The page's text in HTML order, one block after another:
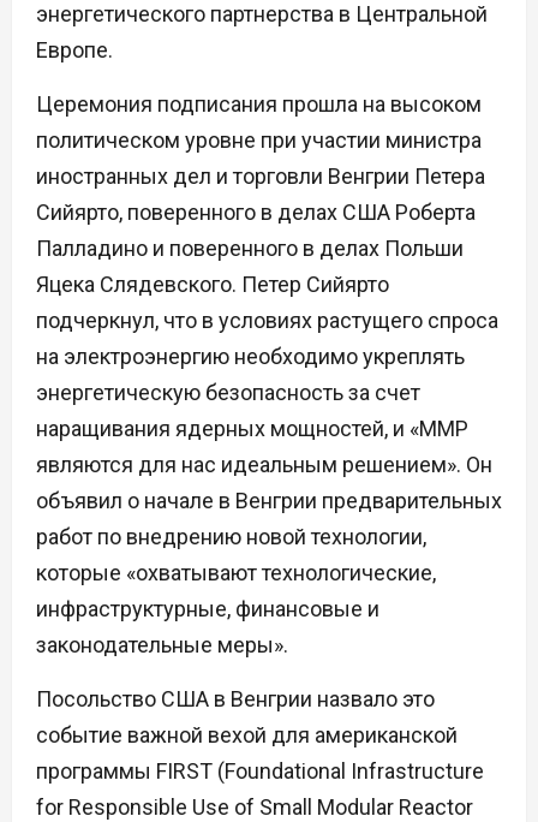
энергетического партнерства в Центральной
Европе.
Церемония подписания прошла на высоком
политическом уровне при участии министра
иностранных дел и торговли Венгрии Петера
Сийярто, поверенного в делах США Роберта
Палладино и поверенного в делах Польши
Яцека Слядевского. Петер Сийярто
подчеркнул, что в условиях растущего спроса
на электроэнергию необходимо укреплять
энергетическую безопасность за счет
наращивания ядерных мощностей, и «ММР
являются для нас идеальным решением». Он
объявил о начале в Венгрии предварительных
работ по внедрению новой технологии,
которые «охватывают технологические,
инфраструктурные, финансовые и
законодательные меры».
Посольство США в Венгрии назвало это
событие важной вехой для американской
программы FIRST (Foundational Infrastructure
for Responsible Use of Small Modular Reactor